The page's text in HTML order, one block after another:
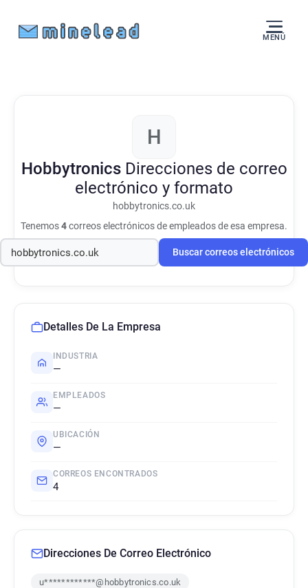
MENÚ
H
Hobbytronics Direcciones de correo
electrónico y formato
hobbytronics.co.uk
Tenemos4correos electrónicos de empleados de esa empresa.
Buscar correos electrónicos
Detalles De La Empresa
INDUSTRIA
—
EMPLEADOS
—
UBICACIÓN
—
CORREOS ENCONTRADOS
4
Direcciones De Correo Electrónico
u************@hobbytronics.co.uk